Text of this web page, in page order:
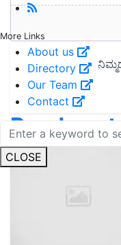
More Links
About us
Directory
Our Team
Contact
CLOSE
Read next